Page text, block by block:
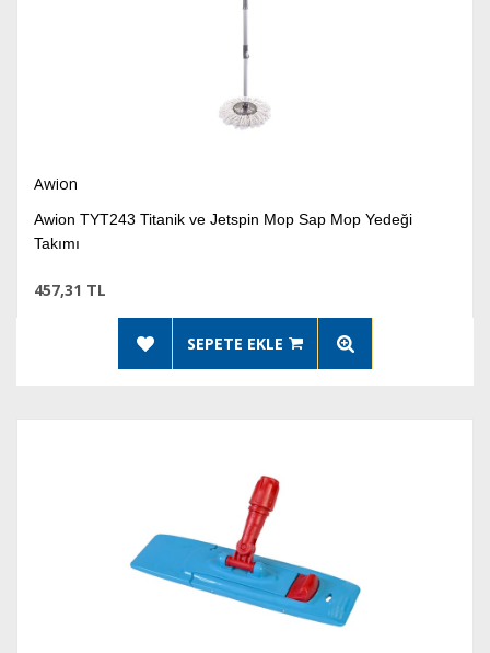
Awion
Awion TYT243 Titanik ve Jetspin Mop Sap Mop Yedeği
Takımı
457,31 TL
SEPETE EKLE